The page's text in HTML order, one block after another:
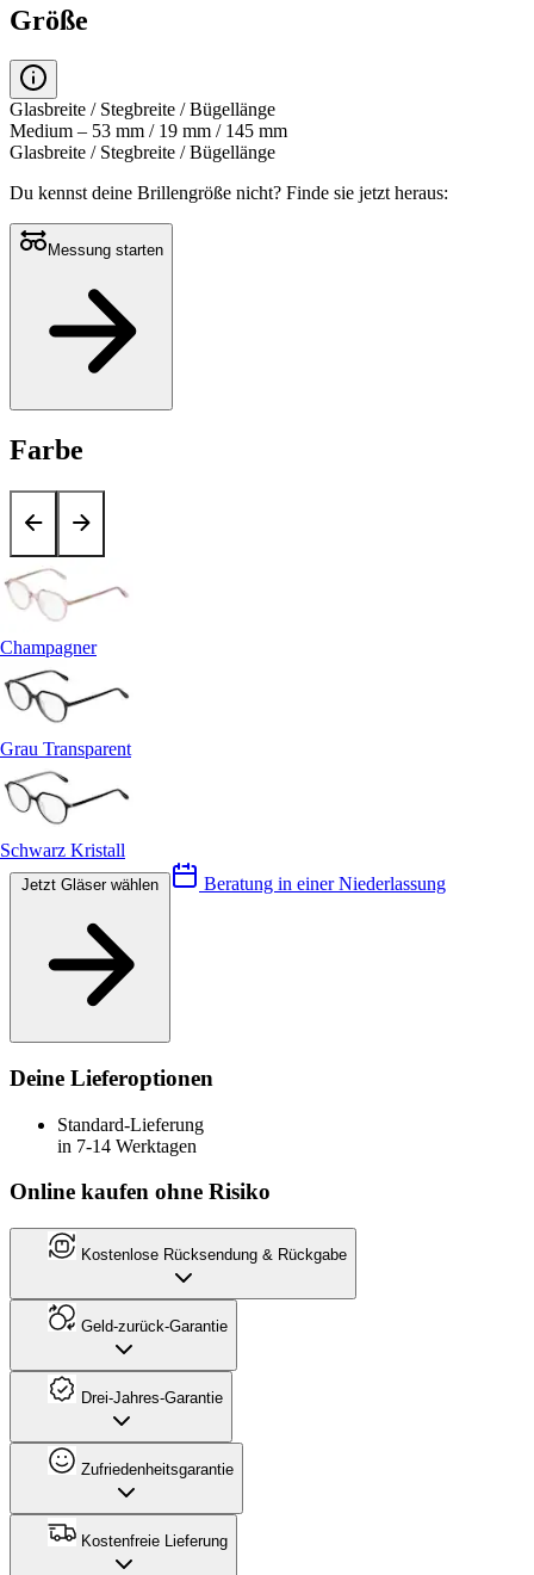
Größe
Glasbreite / Stegbreite / Bügellänge
Medium – 53 mm / 19 mm / 145 mm
Glasbreite / Stegbreite / Bügellänge
Du kennst deine Brillengröße nicht? Finde sie jetzt heraus:
Messung starten
Farbe
Champagner
Grau Transparent
Schwarz Kristall
Beratung in einer Niederlassung
Deine Lieferoptionen
Standard-Lieferung
in 7-14 Werktagen
Online kaufen ohne Risiko
Kostenlose Rücksendung & Rückgabe
Geld-zurück-Garantie
Drei-Jahres-Garantie
Zufriedenheitsgarantie
Kostenfreie Lieferung